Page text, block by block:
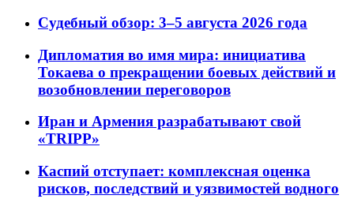
Судебный обзор: 3–5 августа 2026 года
Дипломатия во имя мира: инициатива
Токаева о прекращении боевых действий и
возобновлении переговоров
Иран и Армения разрабатывают свой
«TRIPP»
Каспий отступает: комплексная оценка
рисков, последствий и уязвимостей водного